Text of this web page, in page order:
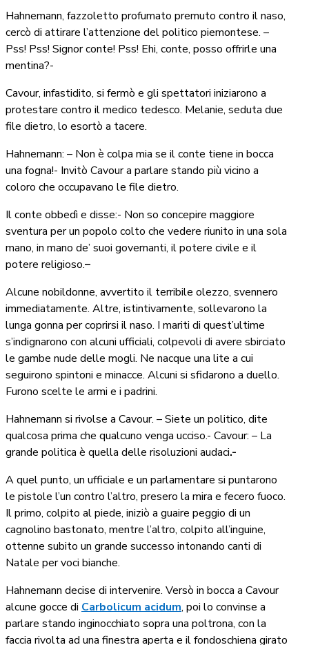
Hahnemann, fazzoletto profumato premuto contro il naso,
cercò di attirare l’attenzione del politico piemontese. –
Pss! Pss! Signor conte! Pss! Ehi, conte, posso offrirle una
mentina?-
Cavour, infastidito, si fermò e gli spettatori iniziarono a
protestare contro il medico tedesco. Melanie, seduta due
file dietro, lo esortò a tacere.
Hahnemann: – Non è colpa mia se il conte tiene in bocca
una fogna!- Invitò Cavour a parlare stando più vicino a
coloro che occupavano le file dietro.
Il conte obbedì e disse:- Non so concepire maggiore
sventura per un popolo colto che vedere riunito in una sola
mano, in mano de’ suoi governanti, il potere civile e il
potere religioso.–
Alcune nobildonne, avvertito il terribile olezzo, svennero
immediatamente. Altre, istintivamente, sollevarono la
lunga gonna per coprirsi il naso. I mariti di quest’ultime
s’indignarono con alcuni ufficiali, colpevoli di avere sbirciato
le gambe nude delle mogli. Ne nacque una lite a cui
seguirono spintoni e minacce. Alcuni si sfidarono a duello.
Furono scelte le armi e i padrini.
Hahnemann si rivolse a Cavour. – Siete un politico, dite
qualcosa prima che qualcuno venga ucciso.- Cavour: – La
grande politica è quella delle risoluzioni audaci.-
A quel punto, un ufficiale e un parlamentare si puntarono
le pistole l’un contro l’altro, presero la mira e fecero fuoco.
Il primo, colpito al piede, iniziò a guaire peggio di un
cagnolino bastonato, mentre l’altro, colpito all’inguine,
ottenne subito un grande successo intonando canti di
Natale per voci bianche.
Hahnemann decise di intervenire. Versò in bocca a Cavour
alcune gocce di Carbolicum acidum, poi lo convinse a
parlare stando inginocchiato sopra una poltrona, con la
faccia rivolta ad una finestra aperta e il fondoschiena girato